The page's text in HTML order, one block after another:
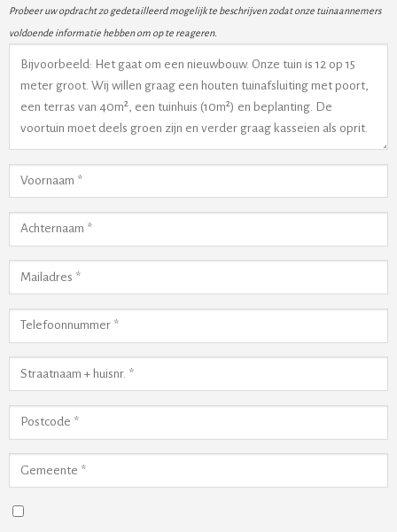
Probeer uw opdracht zo gedetailleerd mogelijk te beschrijven zodat onze tuinaannemers
voldoende informatie hebben om op te reageren.